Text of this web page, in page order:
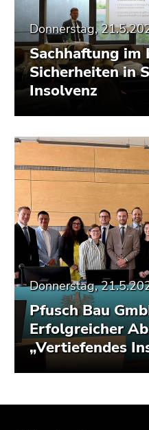
Donnerstag,
Sachhaftung im
Sicherheiten in
Insolvenz
Donnerstag,
Pfusch Bau
Erfolgreicher
„Vertiefendes